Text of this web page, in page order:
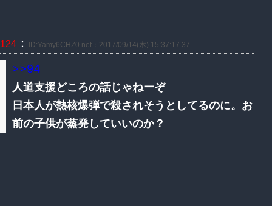
124 ： ID:Yamy6CHZ0.net：2017/09/14(木) 15:37:17.37
>>94
人道支援どころの話じゃねーぞ
日本人が熱核爆弾で殺されそうとしてるのに。お
前の子供が蒸発していいのか？